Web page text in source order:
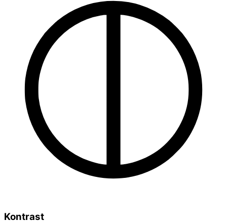
Kontrast